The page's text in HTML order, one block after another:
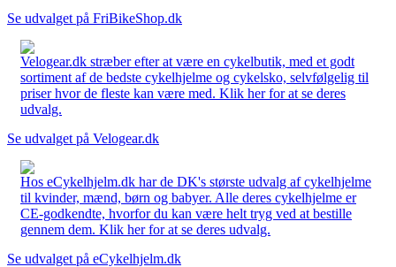
Se udvalget på FriBikeShop.dk
Velogear.dk stræber efter at være en cykelbutik, med et godt
sortiment af de bedste cykelhjelme og cykelsko, selvfølgelig til
priser hvor de fleste kan være med. Klik her for at se deres
udvalg.
Se udvalget på Velogear.dk
Hos eCykelhjelm.dk har de DK's største udvalg af cykelhjelme
til kvinder, mænd, børn og babyer. Alle deres cykelhjelme er
CE-godkendte, hvorfor du kan være helt tryg ved at bestille
gennem dem. Klik her for at se deres udvalg.
Se udvalget på eCykelhjelm.dk